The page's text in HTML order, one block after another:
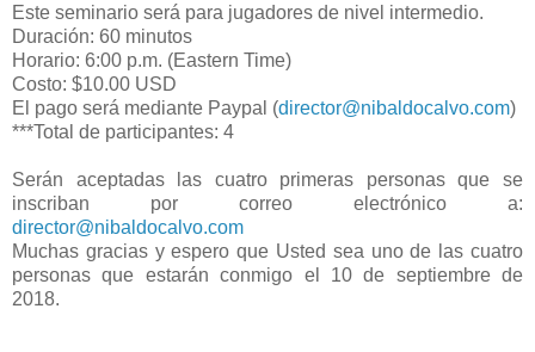
Este seminario será para jugadores de nivel intermedio.
Duración: 60 minutos
Horario: 6:00 p.m. (Eastern Time)
Costo: $10.00 USD
El pago será mediante Paypal (director@nibaldocalvo.com)
***Total de participantes: 4
Serán aceptadas las cuatro primeras personas que se
inscriban por correo electrónico a:
director@nibaldocalvo.com
Muchas gracias y espero que Usted sea uno de las cuatro
personas que estarán conmigo el 10 de septiembre de
2018.